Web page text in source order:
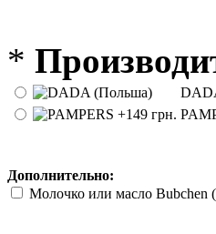
*
Дополнительно:
Молочко или масло Bubchen